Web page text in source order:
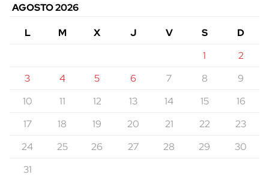
AGOSTO 2026
L
M X J V S
D
1
2
3
4 5 6 7 8
9
10
11 12 13 14 15
16
17
18 19 20 21 22
23
24
25 26 27 28 29
30
31